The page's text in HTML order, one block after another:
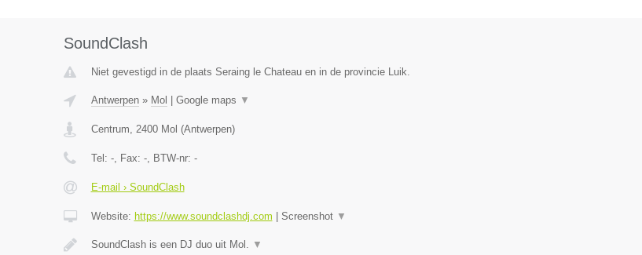
SoundClash
Niet gevestigd in de plaats Seraing le Chateau en in de provincie Luik.
Antwerpen» Mol Google maps ▼
Centrum, 2400 Mol (Antwerpen)
Tel: -, Fax: -, BTW-nr: -
E-mail › SoundClash
Website: https://www.soundclashdj.com Screenshot ▼
SoundClash is een DJ duo uit Mol. ▼